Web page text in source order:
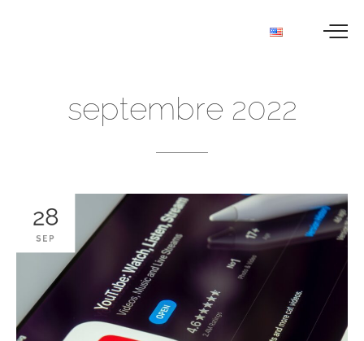
septembre 2022
28
SEP